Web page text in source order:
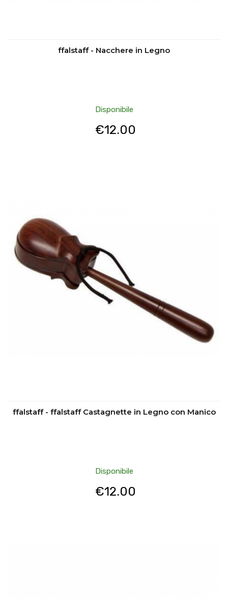
ffalstaff - Nacchere in Legno
Disponibile
€12.00
ffalstaff - ffalstaff Castagnette in Legno con Manico
Disponibile
€12.00